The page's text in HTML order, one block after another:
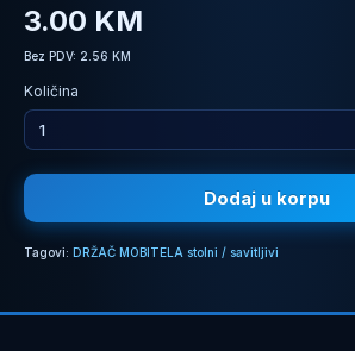
3.00 KM
Bez PDV: 2.56 KM
Količina
Dodaj u korpu
Tagovi: DRŽAČ MOBITELA stolni / savitljivi